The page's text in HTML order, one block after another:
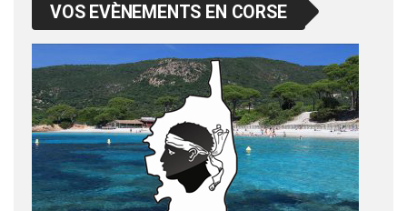
VOS EVÈNEMENTS EN CORSE